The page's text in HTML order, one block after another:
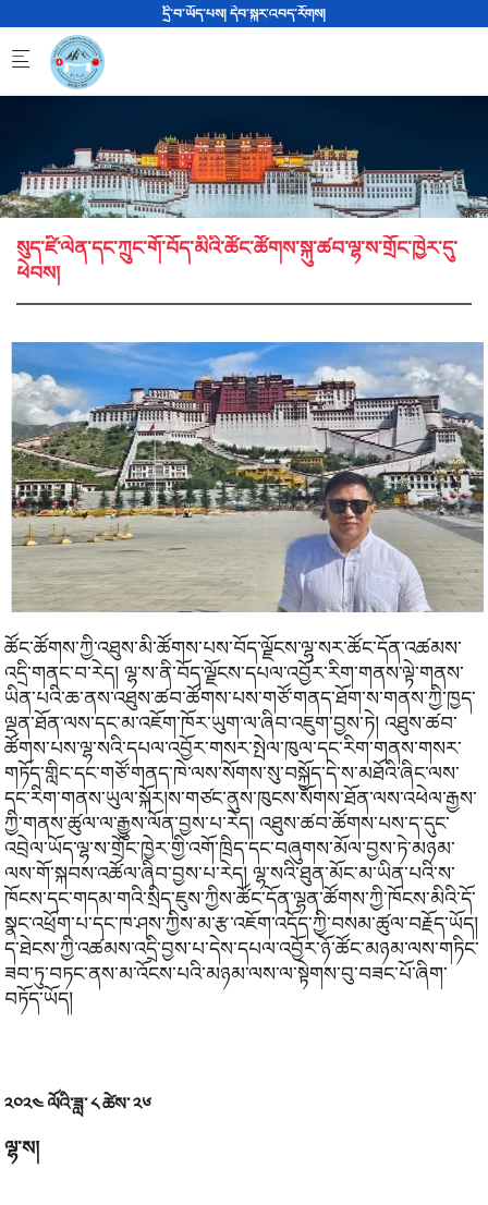
Skip to main contentདྲི་བ་ཡོད་པས། དེབ་སྐུར་འབད་རོགས།
སུད་ཛི་ལེན་དང་ཀྲུང་གོ་བོད་མིའི་ཚོང་ཚོགས་སྐུ་ཚབ་ལྷ་ས་གྲོང་ཁྱེར་དུ་
ཕེབས།
ཚོང་ཚོགས་ཀྱི་འཐུས་མི་ཚོགས་པས་བོད་ལྗོངས་ལྷ་སར་ཚོང་དོན་འཚམས་
འདྲི་གནང་བ་རེད། ལྷ་ས་ནི་བོད་ལྗོངས་དཔལ་འབྱོར་རིག་གནས་ལྟེ་གནས་
ཡིན་པའི་ཆ་ནས་འཐུས་ཚབ་ཚོགས་པས་གཙོ་གནད་ཐོག་ས་གནས་ཀྱི་ཁྱད་
ལྡན་ཐོན་ལས་དང་མ་འཇོག་ཁོར་ཡུག་ལ་ཞིབ་འཇུག་བྱས་ཏེ། འཐུས་ཚབ་
ཚོགས་པས་ལྷ་སའི་དཔལ་འབྱོར་གསར་སྤེལ་ཁུལ་དང་རིག་གནས་གསར་
གཏོད་གླིང་དང་གཙོ་གནད་ཁེ་ལས་སོགས་སུ་བསྐྱོད་དེ་ས་མཐོའི་ཞིང་ལས་
དང་རིག་གནས་ཡུལ་སྐོར།ས་གཙང་ནུས་ཁུངས་སོགས་ཐོན་ལས་འཕེལ་རྒྱས་
ཀྱི་གནས་ཚུལ་ལ་རྒྱུས་ལོན་བྱས་པ་རེད། འཐུས་ཚབ་ཚོགས་པས་ད་དུང་
འབྲེལ་ཡོད་ལྷ་ས་གྲོང་ཁྱེར་གྱི་འགོ་ཁྲིད་དང་བཞུགས་མོལ་བྱས་ཏེ་མཉམ་
ལས་གོ་སྐབས་འཚོལ་ཞིབ་བྱས་པ་རེད། ལྷ་སའི་ཐུན་མོང་མ་ཡིན་པའི་ས་
ཁོངས་དང་གདམ་གའི་སྲིད་ཇུས་ཀྱིས་ཚོང་དོན་ལྷན་ཚོགས་ཀྱི་ཁོངས་མིའི་དོ་
སྣང་འཕྲོག་པ་དང་ཁ་ཤས་ཀྱིས་མ་རྩ་འཇོག་འདོད་ཀྱི་བསམ་ཚུལ་བརྗོད་ཡོད།
ད་ཐེངས་ཀྱི་འཚམས་འདྲི་བྱས་པ་དེས་དཔལ་འབྱོར་ཉོ་ཚོང་མཉམ་ལས་གཏིང་
ཟབ་ཏུ་བཏང་ནས་མ་འོངས་པའི་མཉམ་ལས་ལ་སྟེགས་བུ་བཟང་པོ་ཞིག་
བཏོད་ཡོད།
༢༠༢༤ ལོའི་ཟླ་ ༨ ཚེས་ ༢༦
ལྷ་ས།